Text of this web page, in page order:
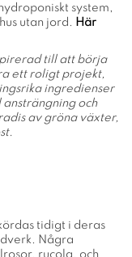
system,
utan jord. Här
till att börja
ett roligt projekt,
ingredienser
och
av gröna växter,
tidigt i deras
Några
rucola, och